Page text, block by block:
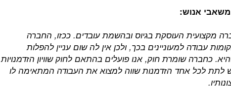
אנוש:
מקצועית העוסקת בגיוס ובהשמת עובדים. ככזו, החברה
עבודה למעוניינים בכך, ולכן אין לה שום עניין להפלות
כחברה שומרת חוק, אנו פועלים בהתאם לחוק שוויון הזדמנויות
לתת לכל אחד הזדמנות שווה למצוא את העבודה המתאימה לו